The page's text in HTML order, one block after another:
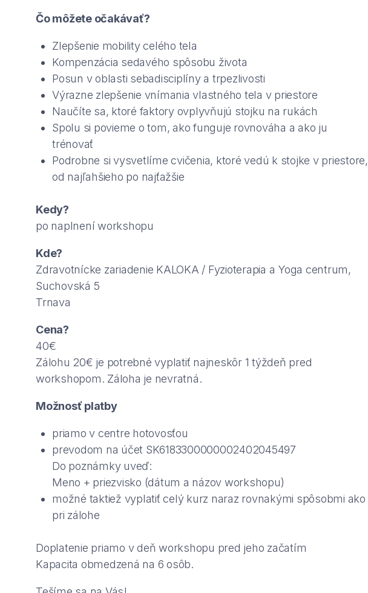
Čo môžete očakávať?
Zlepšenie mobility celého tela
Kompenzácia sedavého spôsobu života
Posun v oblasti sebadisciplíny a trpezlivosti
Výrazne zlepšenie vnímania vlastného tela v priestore
Naučíte sa, ktoré faktory ovplyvňujú stojku na rukách
Spolu si povieme o tom, ako funguje rovnováha a ako ju
trénovať
Podrobne si vysvetlíme cvičenia, ktoré vedú k stojke v priestore,
od najľahšieho po najťažšie
Kedy?
po naplnení workshopu
Kde?
Zdravotnícke zariadenie KALOKA / Fyzioterapia a Yoga centrum,
Suchovská 5
Trnava
Cena?
40€
Zálohu 20€ je potrebné vyplatiť najneskôr 1 týždeň pred
workshopom. Záloha je nevratná.
Možnosť platby
priamo v centre hotovosťou
prevodom na účet SK6183300000002402045497
Do poznámky uveď:
Meno + priezvisko (dátum a názov workshopu)
možné taktiež vyplatiť celý kurz naraz rovnakými spôsobmi ako
pri zálohe
Doplatenie priamo v deň workshopu pred jeho začatím
Kapacita obmedzená na 6 osôb.